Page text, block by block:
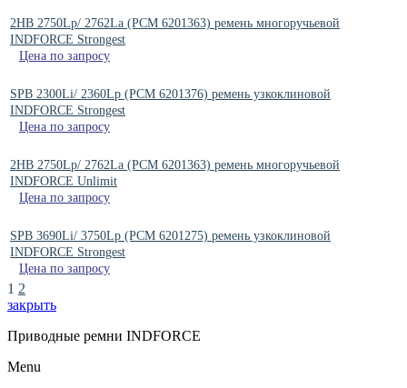
2HB 2750Lp/ 2762La (PCM 6201363) ремень многоручьевой
INDFORCE Strongest
Цена по запросу
SPB 2300Li/ 2360Lp (РСМ 6201376) ремень узкоклиновой
INDFORCE Strongest
Цена по запросу
2HB 2750Lp/ 2762La (PCM 6201363) ремень многоручьевой
INDFORCE Unlimit
Цена по запросу
SPB 3690Li/ 3750Lp (РСМ 6201275) ремень узкоклиновой
INDFORCE Strongest
Цена по запросу
1 2
закрыть
Приводные ремни INDFORCE
Menu